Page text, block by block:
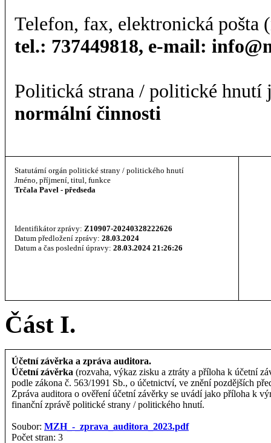
Telefon, fax, elektronická pošta
tel.: 737449818, e-mail:
Politická strana / politické hnutí
normální činnosti
Statutární orgán politické strany / politického hnutí
Jméno, příjmení, titul, funkce
Trčala Pavel - předseda
Identifikátor zprávy: Z10907-20240328222626
Datum předložení zprávy: 28.03.2024
Datum a čas poslední úpravy: 28.03.2024 21:26:26
Část I.
Účetní závěrka a zpráva auditora.
Účetní závěrka (rozvaha, výkaz zisku a ztráty a příloha k účetní
podle zákona č. 563/1991 Sb., o účetnictví, ve znění pozdějších
Zpráva auditora o ověření účetní závěrky se uvádí jako příloha k
finanční zprávě politické strany / politického hnutí.
Soubor: MZH_-_zprava_auditora_2023.pdf
Počet stran: 3